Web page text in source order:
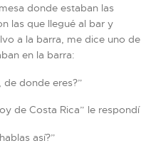
donde estaban las
las que llegué al bar y
a la barra, me dice uno de
en la barra:
de donde eres?”
de Costa Rica” le respondí
así?”